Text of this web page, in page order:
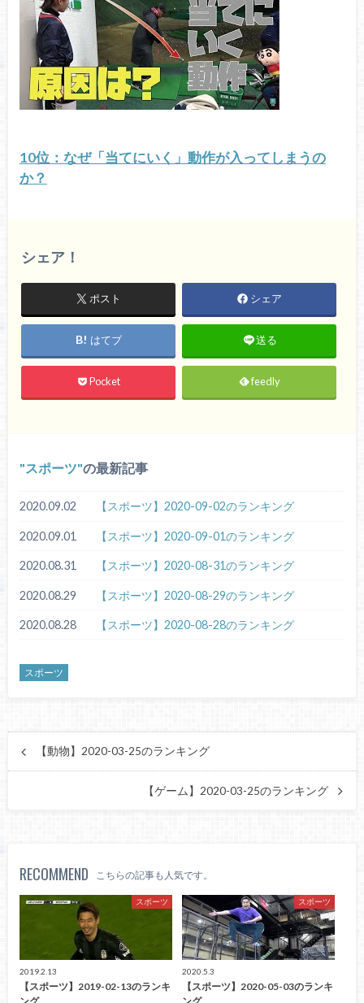
10位：なぜ「当てにいく」動作が入ってしまうの
か？
シェア！
ポスト シェア
はてブ 送る
Pocket feedly
スポーツ の最新記事
2020.09.02 【スポーツ】2020-09-02のランキング
2020.09.01 【スポーツ】2020-09-01のランキング
2020.08.31 【スポーツ】2020-08-31のランキング
2020.08.29 【スポーツ】2020-08-29のランキング
2020.08.28 【スポーツ】2020-08-28のランキング
スポーツ
【動物】2020-03-25のランキング
【ゲーム】2020-03-25のランキング
RECOMMEND こちらの記事も人気です。
スポーツ
2019.2.13
【スポーツ】2019-02-13のランキ
スポーツ
2020.5.3
【スポーツ】2020-05-03のランキ